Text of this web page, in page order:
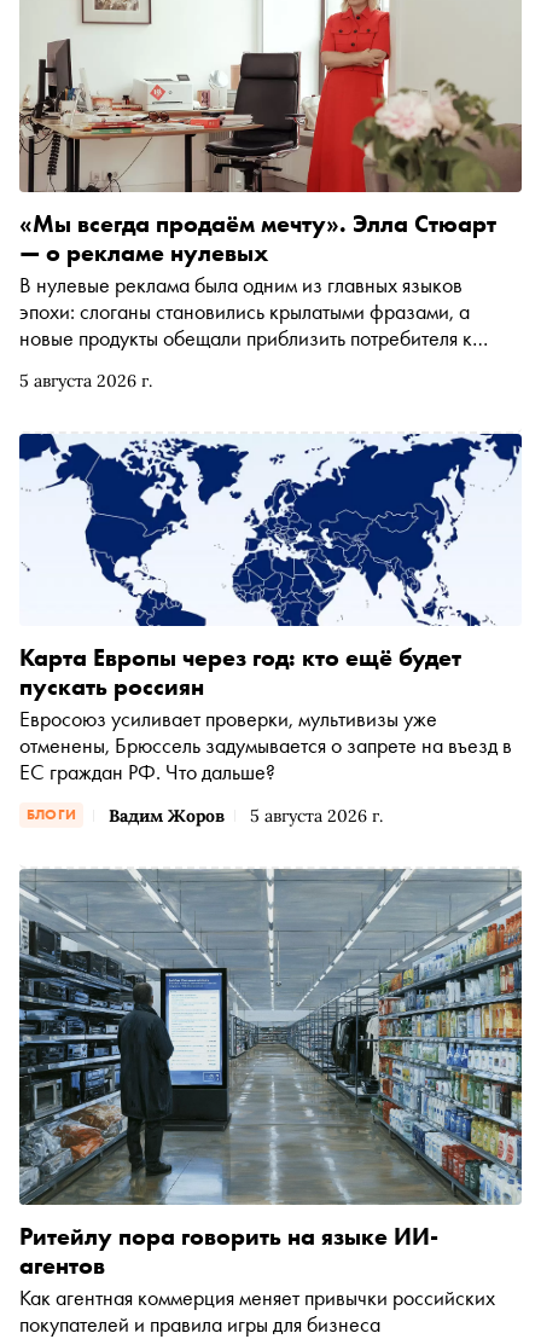
5 августа 2026 г.
«Мы всегда продаём мечту». Элла Стюарт
— о рекламе нулевых
В нулевые реклама была одним из главных языков
эпохи: слоганы становились крылатыми фразами, а
новые продукты обещали приблизить потребителя к
мы поговорили с председателем совета директоров и
Стюарт, которая начала руководить агентством во
времена слоганов «Не тормози — сникерсни», «Есть
идея — есть IKEA» и «Живи на яркой стороне». Она
рассказала нам, почему нулевые стали золотым
временем индустрии, о границах хорошего вкуса и о
том, почему рекламу, которую знала вся страна, сегодня
больше не делают (или всё-таки делают?)
БЛОГИ Вадим Жоров 5 августа 2026 г.
Карта Европы через год: кто ещё будет
пускать россиян
Евросоюз усиливает проверки, мультивизы уже
отменены, Брюссель задумывается о запрете на въезд в
ЕС граждан РФ. Что дальше?
Ритейлу пора говорить на языке ИИ-
агентов
Как агентная коммерция меняет привычки российских
покупателей и правила игры для бизнеса